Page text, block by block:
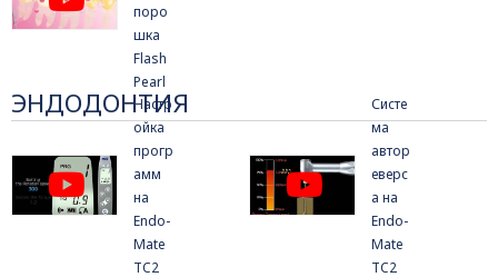
поро
шка
Flash
Pearl
ЭНДОДОНТИЯ
Настр
ойка
прогр
амм
на
Endo-
Mate
TC2
Систе
ма
автор
еверс
а на
Endo-
Mate
TC2